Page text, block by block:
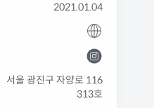
2021.01.04
서울 광진구 자양로 116
313호